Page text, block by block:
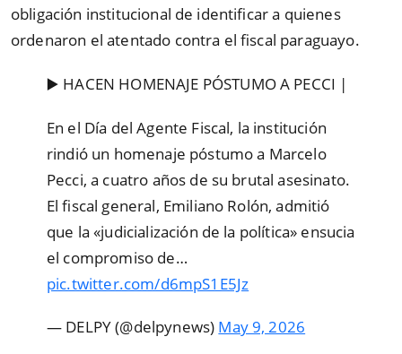
obligación institucional de identificar a quienes
ordenaron el atentado contra el fiscal paraguayo.
▶️ HACEN HOMENAJE PÓSTUMO A PECCI | ️
En el Día del Agente Fiscal, la institución
rindió un homenaje póstumo a Marcelo
Pecci, a cuatro años de su brutal asesinato.
El fiscal general, Emiliano Rolón, admitió
que la «judicialización de la política» ensucia
el compromiso de…
pic.twitter.com/d6mpS1E5Jz
— DELPY (@delpynews) May 9, 2026